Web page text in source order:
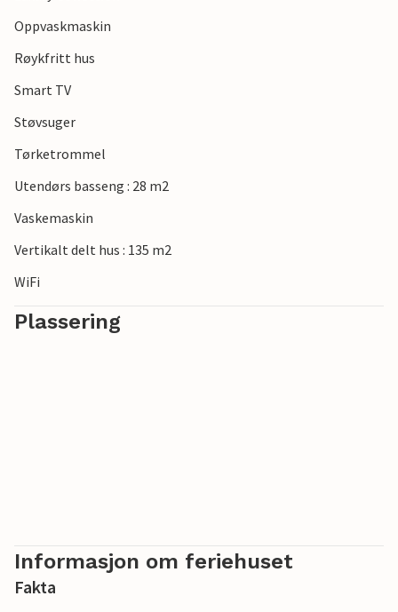
Oppvaskmaskin
Røykfritt hus
Smart TV
Støvsuger
Tørketrommel
Utendørs basseng : 28 m2
Vaskemaskin
Vertikalt delt hus : 135 m2
WiFi
Plassering
Informasjon om feriehuset
Fakta